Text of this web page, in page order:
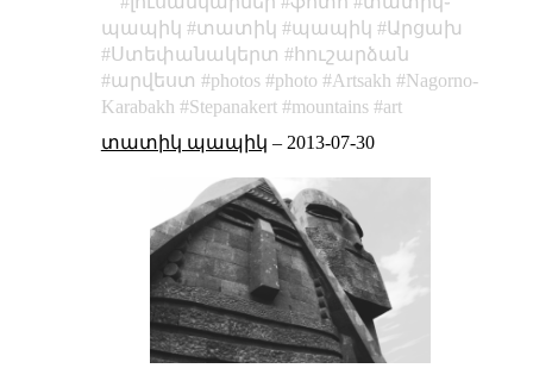
պապիկ
տատիկ պապիկ
Արցախ
Ստեփանակերտ
հուշարձան
արվեստ
photos photo Artsakh
Nagorno-
Karabakh
Stepanakert mountains
art
տատիկ պապիկ – 2013-07-30